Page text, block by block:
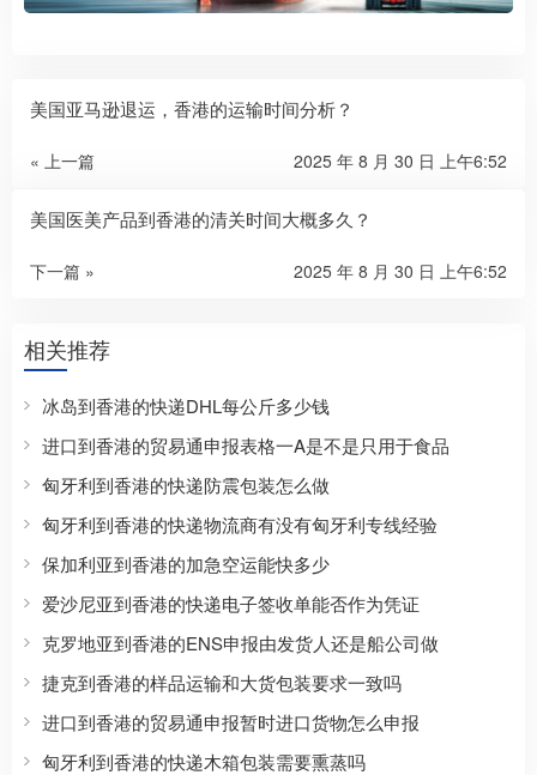
美国亚马逊退运，香港的运输时间分析？
« 上一篇 2025 年 8 月 30 日 上午6:52
美国医美产品到香港的清关时间大概多久？
下一篇 » 2025 年 8 月 30 日 上午6:52
相关推荐
冰岛到香港的快递DHL每公斤多少钱
进口到香港的贸易通申报表格一A是不是只用于食品
匈牙利到香港的快递防震包装怎么做
匈牙利到香港的快递物流商有没有匈牙利专线经验
保加利亚到香港的加急空运能快多少
爱沙尼亚到香港的快递电子签收单能否作为凭证
克罗地亚到香港的ENS申报由发货人还是船公司做
捷克到香港的样品运输和大货包装要求一致吗
进口到香港的贸易通申报暂时进口货物怎么申报
匈牙利到香港的快递木箱包装需要熏蒸吗